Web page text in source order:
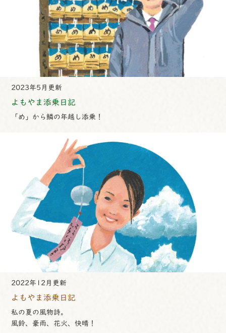
2023年5月更新
よもやま添乗日記
「め」から鱗の年越し添乗！
2022年12月更新
よもやま添乗日記
私の夏の風物詩。
風鈴、豪雨、花火、快晴！